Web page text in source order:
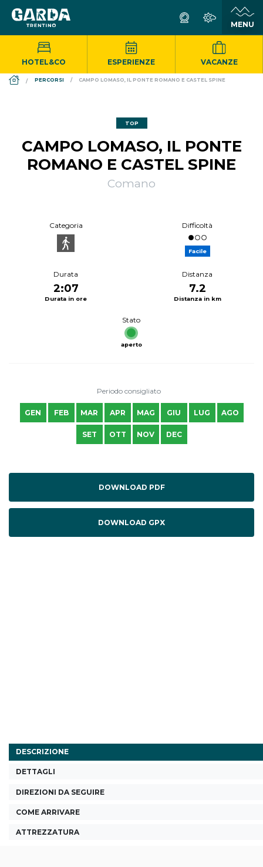
HOTEL&CO ESPERIENZE VACANZE
DS_BREADCRUMB.HOME
PERCORSI CAMPO LOMASO, IL PONTE ROMANO E CASTEL SPINE
TOP
CAMPO LOMASO, IL PONTE
ROMANO E CASTEL SPINE
Comano
Categoria Difficoltà
Facile
Durata
2:07
Durata in ore
Distanza
7.2
Distanza in km
Stato
aperto
Periodo consigliato
GEN FEB MAR APR MAG GIU LUG AGO
SET OTT NOV DEC
DOWNLOAD PDF
DOWNLOAD GPX
DESCRIZIONE
DETTAGLI
DIREZIONI DA SEGUIRE
COME ARRIVARE
ATTREZZATURA